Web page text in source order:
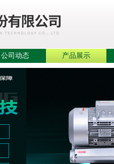
公司动态 产品展示